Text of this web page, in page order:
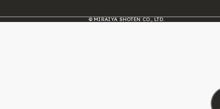
© MIRAIYA SHOTEN CO., LTD.